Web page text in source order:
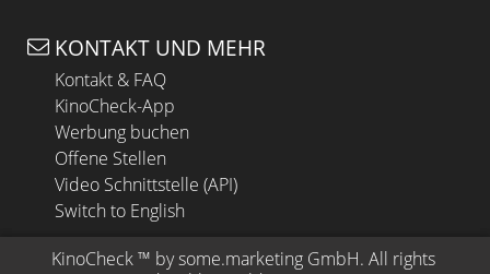
KONTAKT UND MEHR
Kontakt & FAQ
KinoCheck-App
Werbung buchen
Offene Stellen
Video Schnittstelle (API)
Switch to English
KinoCheck ™ by some.marketing GmbH. All rights